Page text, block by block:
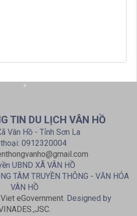
*
TIN DU LỊCH VÂN HỒ
Vân Hồ - Tỉnh Sơn La
0912320004
UBND XÃ VÂN HỒ
TÂM TRUYỀN THÔNG - VĂN HÓA
VÂN HỒ
eGovernment. Designed by
.